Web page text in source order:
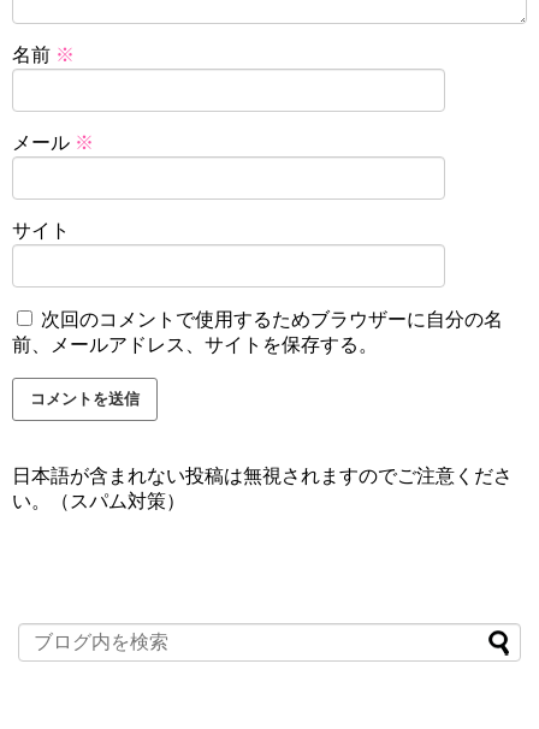
名前 ※
メール ※
サイト
次回のコメントで使用するためブラウザーに自分の名
前、メールアドレス、サイトを保存する。
日本語が含まれない投稿は無視されますのでご注意くださ
い。（スパム対策）